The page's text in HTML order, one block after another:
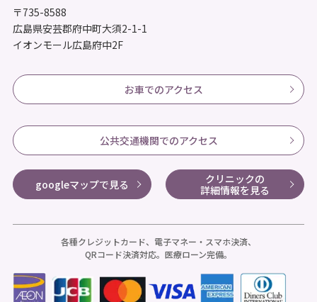
〒735-8588
広島県安芸郡府中町大須2-1-1
イオンモール広島府中2F
お車でのアクセス
公共交通機関でのアクセス
googleマップで見る
クリニックの
詳細情報を見る
各種クレジットカード、電子マネー・スマホ決済、
QRコード決済対応。医療ローン完備。